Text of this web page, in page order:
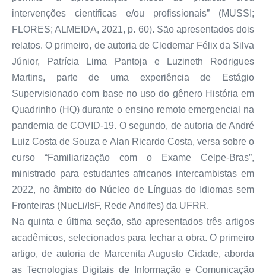
intervenções científicas e/ou profissionais” (MUSSI;
FLORES; ALMEIDA, 2021, p. 60). São apresentados dois
relatos. O primeiro, de autoria de Cledemar Félix da Silva
Júnior, Patrícia Lima Pantoja e Luzineth Rodrigues
Martins, parte de uma experiência de Estágio
Supervisionado com base no uso do gênero História em
Quadrinho (HQ) durante o ensino remoto emergencial na
pandemia de COVID-19. O segundo, de autoria de André
Luiz Costa de Souza e Alan Ricardo Costa, versa sobre o
curso “Familiarização com o Exame Celpe-Bras”,
ministrado para estudantes africanos intercambistas em
2022, no âmbito do Núcleo de Línguas do Idiomas sem
Fronteiras (NucLi/IsF, Rede Andifes) da UFRR.
Na quinta e última seção, são apresentados três artigos
acadêmicos, selecionados para fechar a obra. O primeiro
artigo, de autoria de Marcenita Augusto Cidade, aborda
as Tecnologias Digitais de Informação e Comunicação